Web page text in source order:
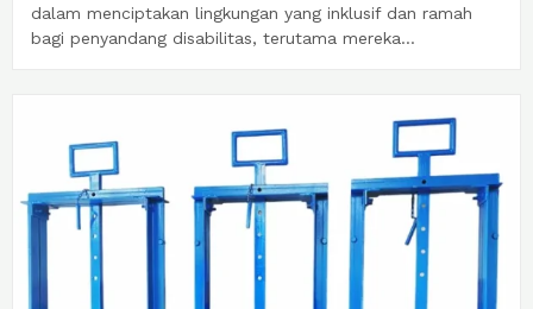
dalam menciptakan lingkungan yang inklusif dan ramah
bagi penyandang disabilitas, terutama mereka...